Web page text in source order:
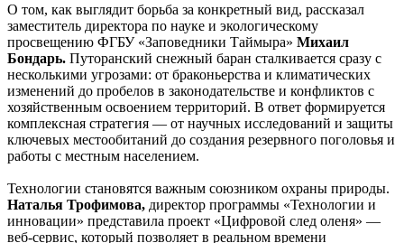
О том, как выглядит борьба за конкретный вид, рассказал
заместитель директора по науке и экологическому
просвещению ФГБУ «Заповедники Таймыра» Михаил
Бондарь. Путоранский снежный баран сталкивается сразу с
несколькими угрозами: от браконьерства и климатических
изменений до пробелов в законодательстве и конфликтов с
хозяйственным освоением территорий. В ответ формируется
комплексная стратегия — от научных исследований и защиты
ключевых местообитаний до создания резервного поголовья и
работы с местным населением.
Технологии становятся важным союзником охраны природы.
Наталья Трофимова, директор программы «Технологии и
инновации» представила проект «Цифровой след оленя» —
веб-сервис, который позволяет в реальном времени